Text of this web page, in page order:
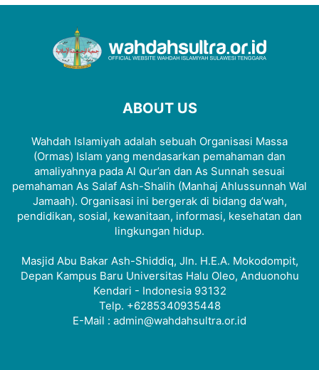
ABOUT US
Wahdah Islamiyah adalah sebuah Organisasi Massa
(Ormas) Islam yang mendasarkan pemahaman dan
amaliyahnya pada Al Qur’an dan As Sunnah sesuai
pemahaman As Salaf Ash-Shalih (Manhaj Ahlussunnah Wal
Jamaah). Organisasi ini bergerak di bidang da’wah,
pendidikan, sosial, kewanitaan, informasi, kesehatan dan
lingkungan hidup.
Masjid Abu Bakar Ash-Shiddiq, Jln. H.E.A. Mokodompit,
Depan Kampus Baru Universitas Halu Oleo, Anduonohu
Kendari - Indonesia 93132
Telp. +6285340935448
E-Mail : admin@wahdahsultra.or.id